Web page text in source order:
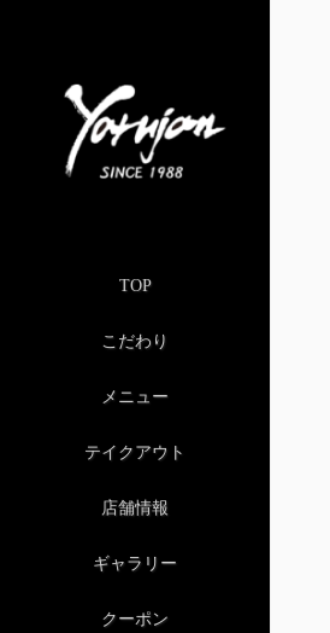
TOP
こだわり
メニュー
テイクアウト
店舗情報
ギャラリー
クーポン